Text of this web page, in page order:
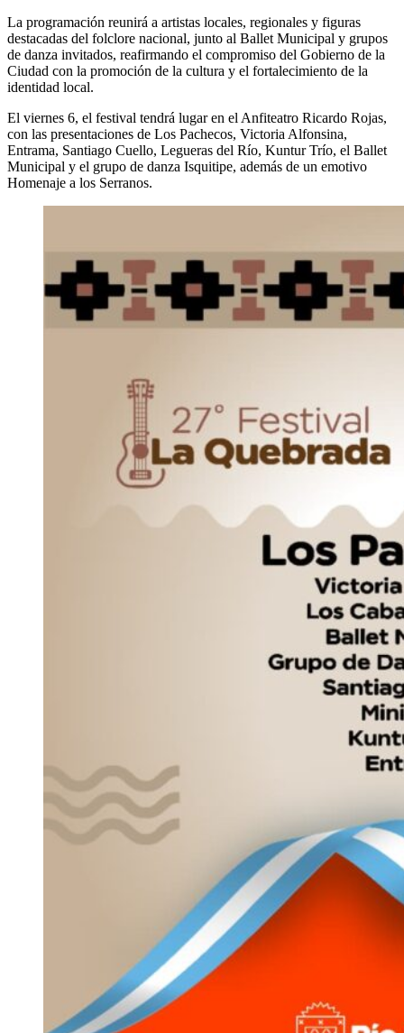
La programación reunirá a artistas locales, regionales y figuras
destacadas del folclore nacional, junto al Ballet Municipal y grupos
de danza invitados, reafirmando el compromiso del Gobierno de la
Ciudad con la promoción de la cultura y el fortalecimiento de la
identidad local.
El viernes 6, el festival tendrá lugar en el Anfiteatro Ricardo Rojas,
con las presentaciones de Los Pachecos, Victoria Alfonsina,
Entrama, Santiago Cuello, Legueras del Río, Kuntur Trío, el Ballet
Municipal y el grupo de danza Isquitipe, además de un emotivo
Homenaje a los Serranos.